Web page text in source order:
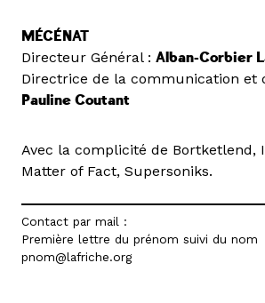
MÉCÉNAT
Directeur Général : Alban-Corbier
Directrice de la communication et
Pauline Coutant
Avec la complicité de Bortketlend,
Matter of Fact, Supersoniks.
Contact par mail :
Première lettre du prénom suivi du nom
pnom@lafriche.org